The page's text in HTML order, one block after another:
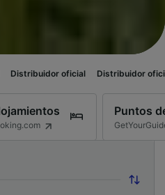
oficial Distribuidor oficial
Puntos